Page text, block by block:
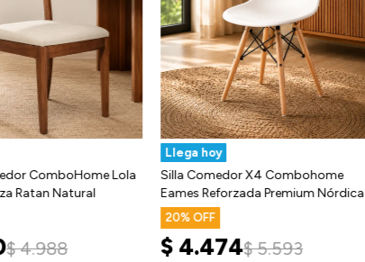
ComboHome Lola
Ratan Natural
$ 4.988
Llega hoy
Silla Comedor X4 Combohome
Eames Reforzada Premium Nórdica
20
$ 4.474$ 5.593